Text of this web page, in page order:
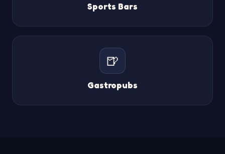
Sports Bars
🍺
Gastropubs